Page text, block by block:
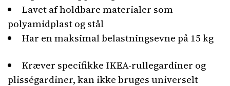
Lavet af holdbare materialer som
polyamidplast og stål
Har en maksimal belastningsevne på 15 kg
Kræver specifikke IKEA-rullegardiner og
plisségardiner, kan ikke bruges universelt